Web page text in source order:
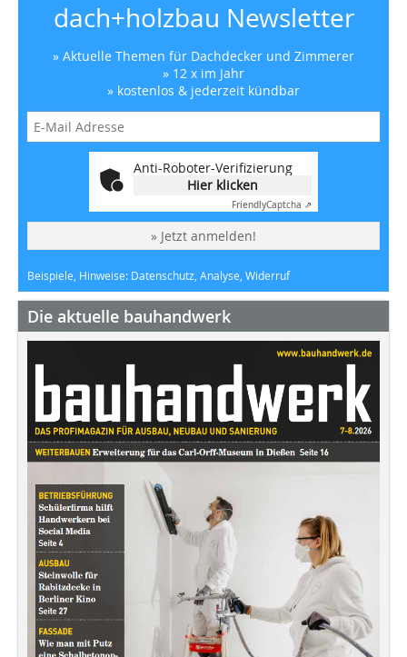
dach+holzbau Newsletter
» Aktuelle Themen für Dachdecker und Zimmerer
» 12 x im Jahr
» kostenlos & jederzeit kündbar
Anti-Roboter-Verifizierung
Hier klicken
FriendlyCaptcha ⇗
» Jetzt anmelden!
Beispiele, Hinweise: Datenschutz, Analyse, Widerruf
Die aktuelle bauhandwerk